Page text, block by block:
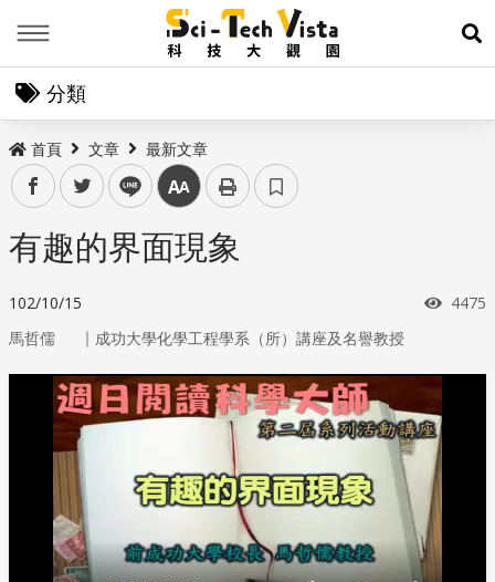
展
分類
首頁 文章 最新文章
facebooktwitter line 中
有趣的界面現象
102/10/15 瀏覽
4475
馬哲儒 ｜ 成功大學化學工程學系（所）講座及名譽教授